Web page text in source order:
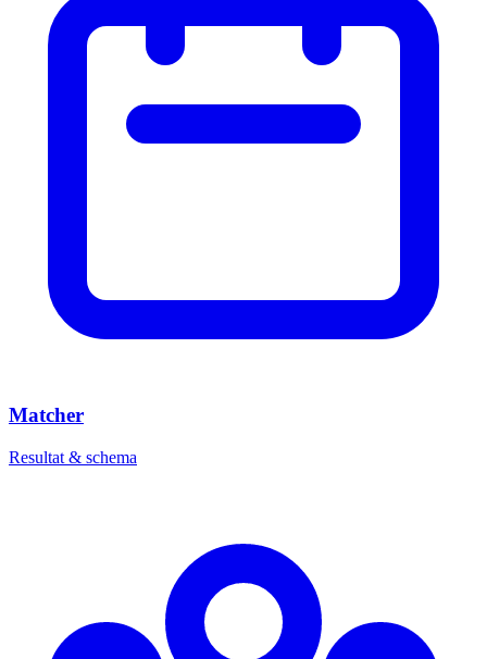
Matcher
Resultat & schema